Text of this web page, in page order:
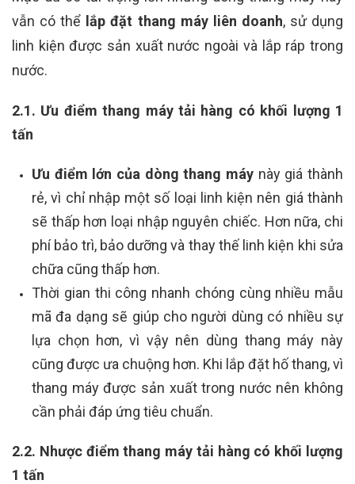
vẫn có thể lắp đặt thang máy liên doanh, sử dụng
linh kiện được sản xuất nước ngoài và lắp ráp trong
nước.
2.1. Ưu điểm thang máy tải hàng có khối lượng 1
tấn
Ưu điểm lớn của dòng thang máy này giá thành
rẻ, vì chỉ nhập một số loại linh kiện nên giá thành
sẽ thấp hơn loại nhập nguyên chiếc. Hơn nữa, chi
phí bảo trì, bảo dưỡng và thay thế linh kiện khi sửa
chữa cũng thấp hơn.
Thời gian thi công nhanh chóng cùng nhiều mẫu
mã đa dạng sẽ giúp cho người dùng có nhiều sự
lựa chọn hơn, vì vậy nên dùng thang máy này
cũng được ưa chuộng hơn. Khi lắp đặt hố thang, vì
thang máy được sản xuất trong nước nên không
cần phải đáp ứng tiêu chuẩn.
2.2. Nhược điểm thang máy tải hàng có khối lượng
1 tấn